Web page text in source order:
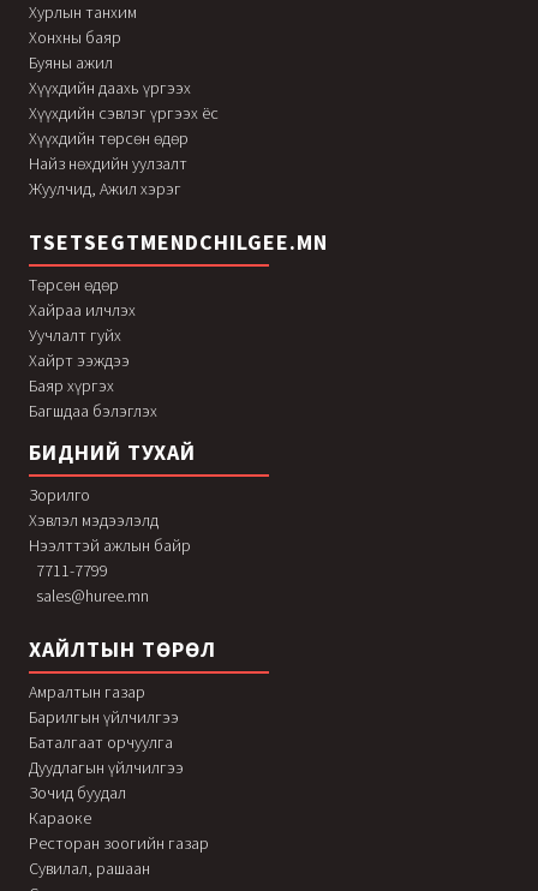
Хурлын танхим
Хонхны баяр
Буяны ажил
Хүүхдийн даахь үргээх
Хүүхдийн сэвлэг үргээх ёс
Хүүхдийн төрсөн өдөр
Найз нөхдийн уулзалт
Жуулчид, Ажил хэрэг
TSETSEGTMENDCHILGEE.MN
Төрсөн өдөр
Хайраа илчлэх
Уучлалт гуйх
Хайрт ээждээ
Баяр хүргэх
Багшдаа бэлэглэх
БИДНИЙ ТУХАЙ
Зорилго
Хэвлэл мэдээлэлд
Нээлттэй ажлын байр
7711-7799
sales@huree.mn
ХАЙЛТЫН ТӨРӨЛ
Амралтын газар
Барилгын үйлчилгээ
Баталгаат орчуулга
Дуудлагын үйлчилгээ
Зочид буудал
Караоке
Ресторан зоогийн газар
Сувилал, рашаан